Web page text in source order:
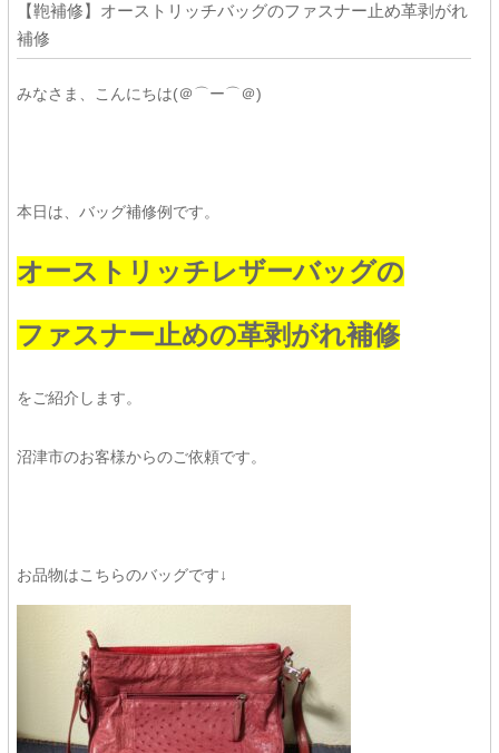
【鞄補修】オーストリッチバッグのファスナー止め革剥がれ
補修
みなさま、こんにちは(＠⌒ー⌒＠)
本日は、バッグ補修例です。
オーストリッチレザーバッグの
ファスナー止めの革剥がれ補修
をご紹介します。
沼津市のお客様からのご依頼です。
お品物はこちらのバッグです↓